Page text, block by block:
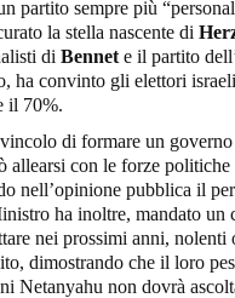
partito sempre più
la stella nascente di
di Bennet e il partito
ha convinto gli elettori
il 70%.
di formare un
allearsi con le forze
nell’opinione pubblica il
ha inoltre, mandato un
nei prossimi anni,
dimostrando che il loro
Netanyahu non dovrà